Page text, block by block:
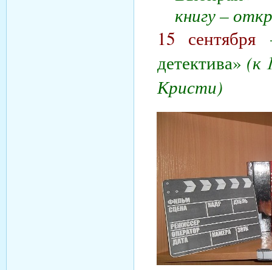
15 сентября–
детектива» (к
Кристи)